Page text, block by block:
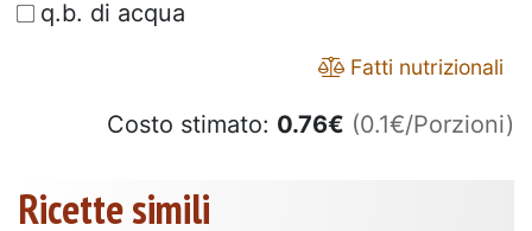
q.b. di acqua
Fatti nutrizionali
Costo stimato: 0.76€ (0.1€/Porzioni)
Ricette simili